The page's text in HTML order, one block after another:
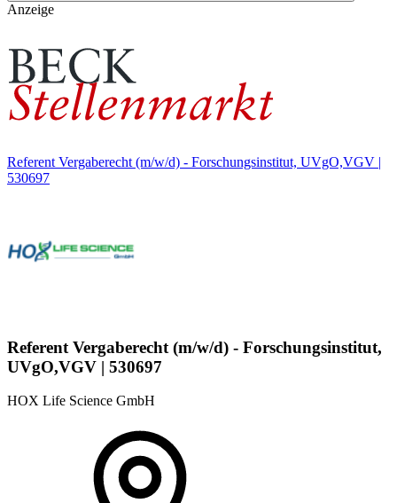
Anzeige
Referent Vergaberecht (m/w/d) - Forschungsinstitut, UVgO,VGV |
530697
Referent Vergaberecht (m/w/d) - Forschungsinstitut,
UVgO,VGV | 530697
HOX Life Science GmbH